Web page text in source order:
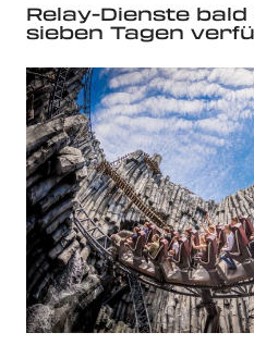
Relay-Dienste
sieben Tagen